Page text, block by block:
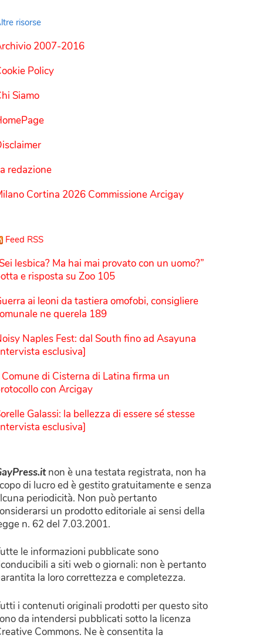
risorse
2007-2016
Policy
Siamo
redazione
Cortina 2026 Commissione Arcigay
Feed RSS
lesbica? Ma hai mai provato con un uomo?”
e risposta su Zoo 105
ai leoni da tastiera omofobi, consigliere
ne querela 189
Naples Fest: dal South fino ad Asayuna
esclusiva]
Comune di Cisterna di Latina firma un
con Arcigay
Galassi: la bellezza di essere sé stesse
esclusiva]
non è una testata registrata, non ha
di lucro ed è gestito gratuitamente e senza
periodicità. Non può pertanto
un prodotto editoriale ai sensi della
n. 62 del 7.03.2001.
le informazioni pubblicate sono
a siti web o giornali: non è pertanto
la loro correttezza e completezza.
i contenuti originali prodotti per questo sito
da intendersi pubblicati sotto la licenza
Commons. Ne è consentita la